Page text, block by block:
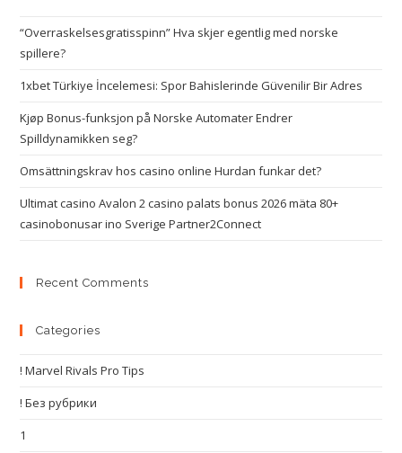
“Overraskelsesgratisspinn” Hva skjer egentlig med norske
spillere?
1xbet Türkiye İncelemesi: Spor Bahislerinde Güvenilir Bir Adres
Kjøp Bonus-funksjon på Norske Automater Endrer
Spilldynamikken seg?
Omsättningskrav hos casino online Hurdan funkar det?
Ultimat casino Avalon 2 casino palats bonus 2026 mäta 80+
casinobonusar ino Sverige Partner2Connect
Recent Comments
Categories
! Marvel Rivals Pro Tips
! Без рубрики
1